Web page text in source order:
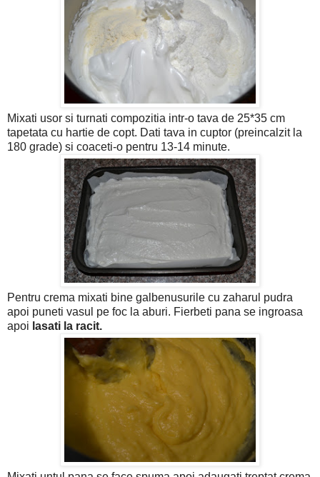
Mixati usor si turnati compozitia intr-o tava de 25*35 cm
tapetata cu hartie de copt. Dati tava in cuptor (preincalzit la
180 grade) si coaceti-o pentru 13-14 minute.
Pentru crema mixati bine galbenusurile cu zaharul pudra
apoi puneti vasul pe foc la aburi. Fierbeti pana se ingroasa
apoi lasati la racit.